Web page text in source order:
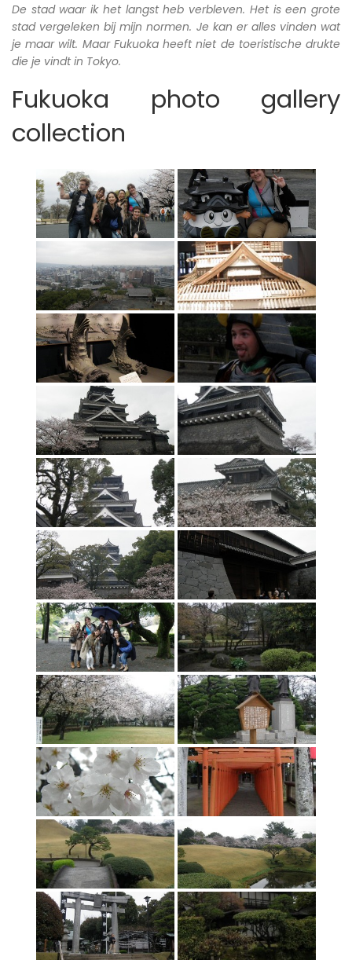
De stad waar ik het langst heb verbleven. Het is een grote
stad vergeleken bij mijn normen. Je kan er alles vinden wat
je maar wilt. Maar Fukuoka heeft niet de toeristische drukte
die je vindt in Tokyo.
Fukuoka photo gallery
collection